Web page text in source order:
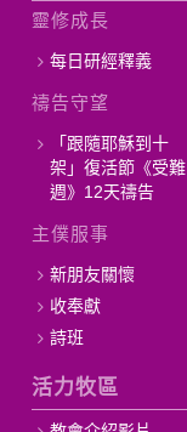
靈修成長
每日研經釋義
禱告守望
「跟隨耶穌到十
架」復活節《受難
週》12天禱告
主僕服事
新朋友關懷
收奉獻
詩班
活力牧區